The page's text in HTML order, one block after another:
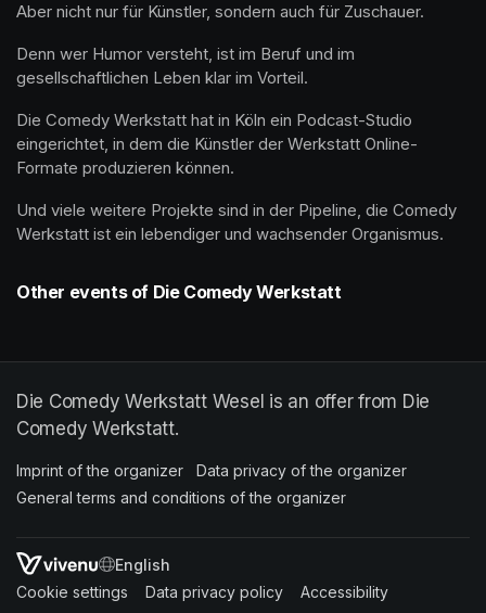
Aber nicht nur für Künstler, sondern auch für Zuschauer.
Denn wer Humor versteht, ist im Beruf und im
gesellschaftlichen Leben klar im Vorteil.
Die Comedy Werkstatt hat in Köln ein Podcast-Studio
eingerichtet, in dem die Künstler der Werkstatt Online-
Formate produzieren können.
Und viele weitere Projekte sind in der Pipeline, die Comedy
Werkstatt ist ein lebendiger und wachsender Organismus.
Other events of Die Comedy Werkstatt
Die Comedy Werkstatt Wesel is an offer from Die
Comedy Werkstatt.
Imprint of the organizer (opens in a new tab)
Data privacy of the organizer
General terms and conditions of the organizer
SWITCH LANGUAGE
Cookie settings (opens in a new tab)
Data privacy policy (opens in a new tab)
Accessibility